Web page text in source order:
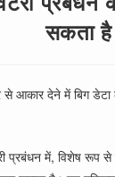
सकता है
से आकार देने में बिग डेटा
प्रबंधन में, विशेष रूप से